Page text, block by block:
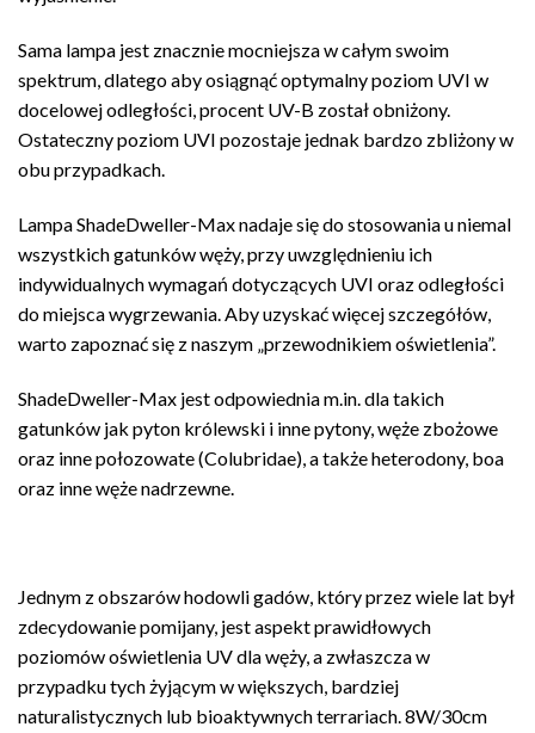
Sama lampa jest znacznie mocniejsza w całym swoim
spektrum, dlatego aby osiągnąć optymalny poziom UVI w
docelowej odległości, procent UV-B został obniżony.
Ostateczny poziom UVI pozostaje jednak bardzo zbliżony w
obu przypadkach.
Lampa ShadeDweller-Max nadaje się do stosowania u niemal
wszystkich gatunków węży, przy uwzględnieniu ich
indywidualnych wymagań dotyczących UVI oraz odległości
do miejsca wygrzewania. Aby uzyskać więcej szczegółów,
warto zapoznać się z naszym „przewodnikiem oświetlenia”.
ShadeDweller-Max jest odpowiednia m.in. dla takich
gatunków jak pyton królewski i inne pytony, węże zbożowe
oraz inne połozowate (Colubridae), a także heterodony, boa
oraz inne węże nadrzewne.
Jednym z obszarów hodowli gadów, który przez wiele lat był
zdecydowanie pomijany, jest aspekt prawidłowych
poziomów oświetlenia UV dla węży, a zwłaszcza w
przypadku tych żyjącym w większych, bardziej
naturalistycznych lub bioaktywnych terrariach. 8W/30cm